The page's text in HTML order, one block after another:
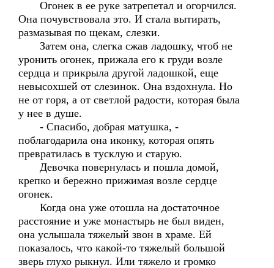
Огонек в ее руке затрепетал и огорчился.
Она почувствовала это. И стала вытирать,
размазывая по щекам, слезки.
Затем она, слегка сжав ладошку, чтоб не
уронить огонек, прижала его к груди возле
сердца и прикрыла другой ладошкой, еще
невысохшей от слезинок. Она вздохнула. Но
не от горя, а от светлой радости, которая была
у нее в душе.
- Спасибо, добрая матушка, -
поблагодарила она иконку, которая опять
превратилась в тусклую и старую.
Девочка повернулась и пошла домой,
крепко и бережно прижимая возле сердце
огонек.
Когда она уже отошла на достаточное
расстояние и уже монастырь не был виден,
она услышала тяжелый звон в храме. Ей
показалось, что какой-то тяжелый большой
зверь глухо рыкнул. Или тяжело и громко